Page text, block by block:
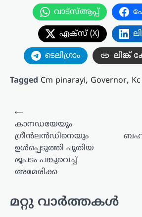
വാട്സ്ആപ്പ്
എക്സ് (X)
ടെലിഗ്രാം ലിങ്ക്
Tagged Cm pinarayi, Governor,
പോസ്റ്റുകളിലൂടെ
⟵
കാനഡയേയും
ഗ്രീന്‍ലന്‍ഡിനെയും
ഉള്‍പ്പെടുത്തി പുതിയ
ഭൂപടം പങ്കുവെച്ച്
അമേരിക്ക
മറ്റു വാർത്തകൾ